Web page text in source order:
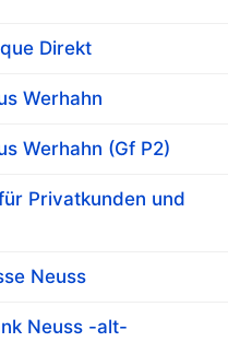
Direkt
Werhahn
Werhahn (Gf P2)
Privatkunden und
Neuss
Neuss -alt-